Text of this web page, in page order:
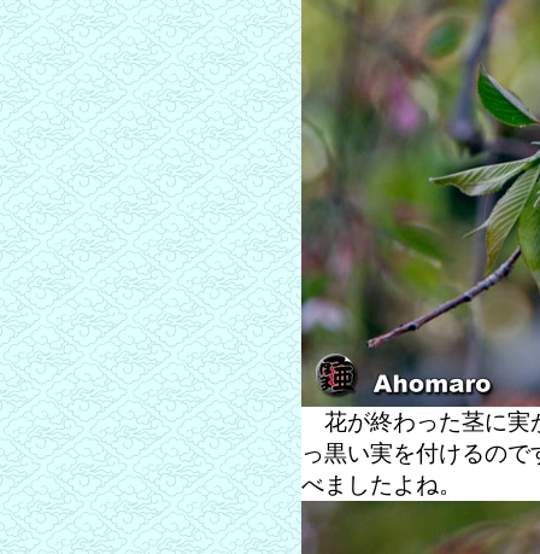
花が終わった茎に実
っ黒い実を付けるので
べましたよね。